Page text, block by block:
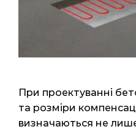
При проектуванні
та розміри
визначаються не